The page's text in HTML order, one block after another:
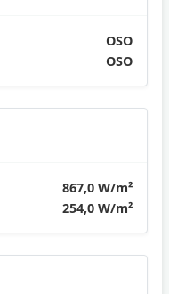
OSO
OSO
867,0 W/m²
254,0 W/m²